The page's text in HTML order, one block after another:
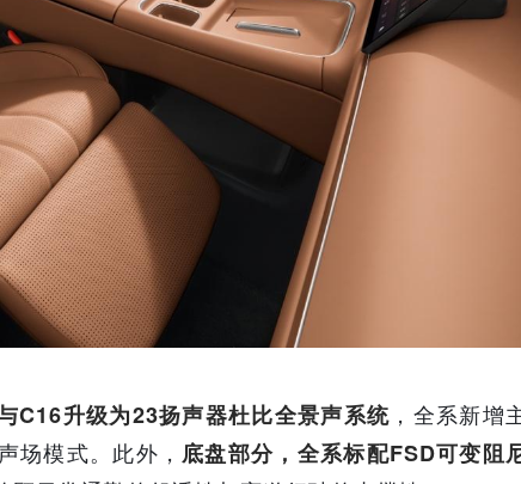
C16升级为23扬声器杜比全景声系统 ，全系新增
场模式。此外， 底盘部分，全系标配FSD可变阻